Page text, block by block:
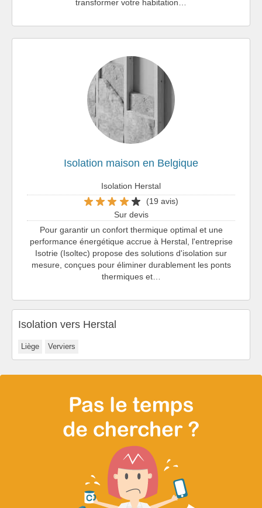
transformer votre habitation…
Isolation maison en Belgique
Isolation Herstal
(19 avis)
Sur devis
Pour garantir un confort thermique optimal et une
performance énergétique accrue à Herstal, l'entreprise
Isotrie (Isoltec) propose des solutions d'isolation sur
mesure, conçues pour éliminer durablement les ponts
thermiques et…
Isolation vers Herstal
Liège Verviers